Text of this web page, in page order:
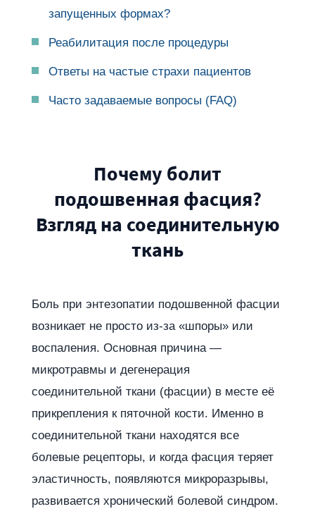
запущенных формах?
Реабилитация после процедуры
Ответы на частые страхи пациентов
Часто задаваемые вопросы (FAQ)
Почему болит
подошвенная фасция?
Взгляд на соединительную
ткань
Боль при энтезопатии подошвенной фасции
возникает не просто из-за «шпоры» или
воспаления. Основная причина —
микротравмы и дегенерация
соединительной ткани (фасции) в месте её
прикрепления к пяточной кости. Именно в
соединительной ткани находятся все
болевые рецепторы, и когда фасция теряет
эластичность, появляются микроразрывы,
развивается хронический болевой синдром.